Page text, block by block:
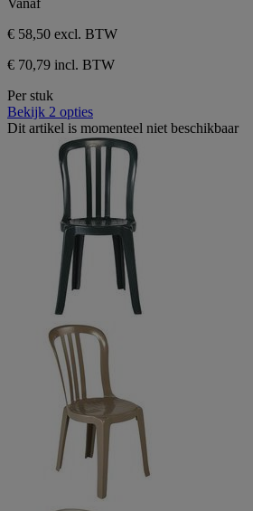
€ 58,50 excl. BTW
€ 70,79 incl. BTW
Per stuk
Bekijk 2 opties
Dit artikel is momenteel niet beschikbaar